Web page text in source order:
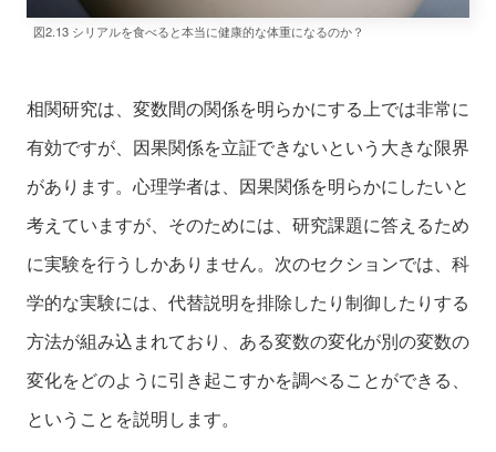
図2.13 シリアルを食べると本当に健康的な体重になるのか？
相関研究は、変数間の関係を明らかにする上では非常に
有効ですが、因果関係を立証できないという大きな限界
があります。心理学者は、因果関係を明らかにしたいと
考えていますが、そのためには、研究課題に答えるため
に実験を行うしかありません。次のセクションでは、科
学的な実験には、代替説明を排除したり制御したりする
方法が組み込まれており、ある変数の変化が別の変数の
変化をどのように引き起こすかを調べることができる、
ということを説明します。